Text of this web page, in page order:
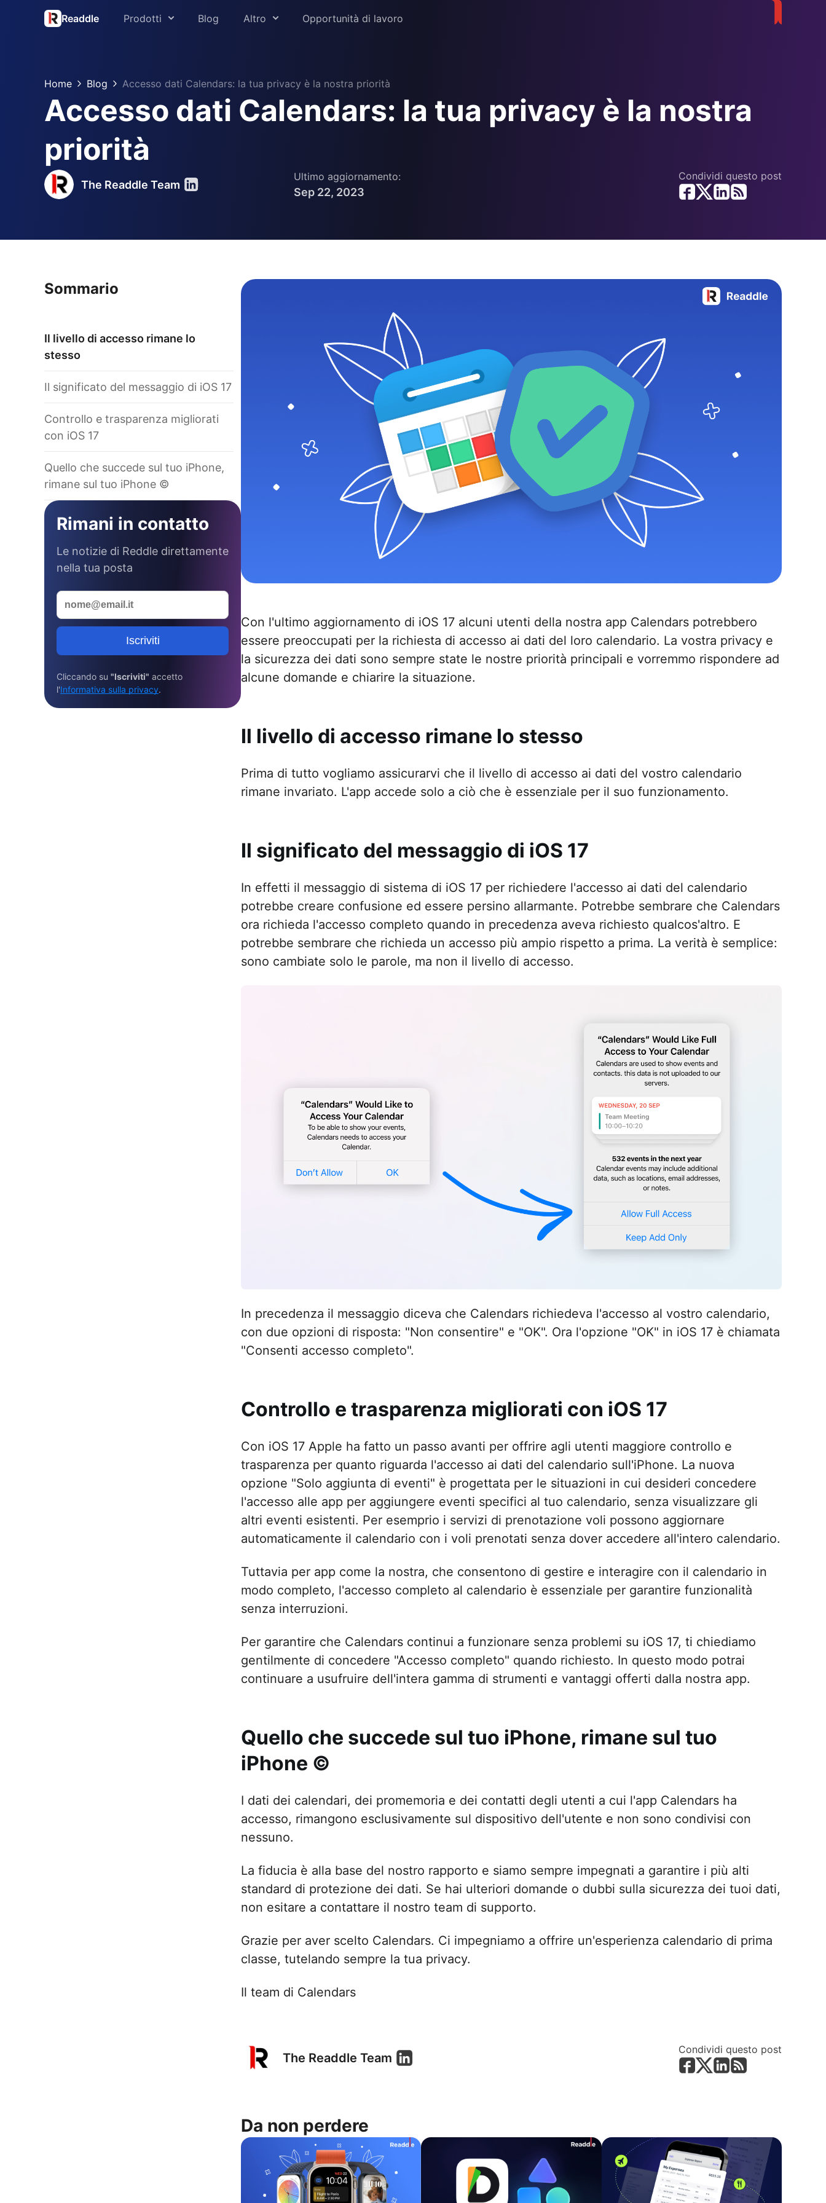
Readdle Prodotti
Spark
Scanner Pro
Calendars
Fluix
Blog Altro
Stampa
Supporto
Readdle per l’istruzione
Opportunità di lavoro
Home Blog Accesso dati Calendars: la tua privacy è la nostra priorità
Accesso dati Calendars: la tua privacy è la nostra
priorità
The Readdle Team
Ultimo aggiornamento:
Sep 22, 2023
Condividi questo post
Sommario
Il livello di accesso rimane lo
stesso
Il significato del messaggio di iOS 17
Controllo e trasparenza migliorati
con iOS 17
Quello che succede sul tuo iPhone,
rimane sul tuo iPhone ©
Rimani in contatto
Le notizie di Reddle direttamente
nella tua posta
Iscriviti
Cliccando su "Iscriviti" accetto
l'Informativa sulla privacy.
Con l'ultimo aggiornamento di iOS 17 alcuni utenti della nostra app Calendars potrebbero
essere preoccupati per la richiesta di accesso ai dati del loro calendario. La vostra privacy e
la sicurezza dei dati sono sempre state le nostre priorità principali e vorremmo rispondere ad
alcune domande e chiarire la situazione.
Il livello di accesso rimane lo stesso
Prima di tutto vogliamo assicurarvi che il livello di accesso ai dati del vostro calendario
rimane invariato. L'app accede solo a ciò che è essenziale per il suo funzionamento.
Il significato del messaggio di iOS 17
In effetti il messaggio di sistema di iOS 17 per richiedere l'accesso ai dati del calendario
potrebbe creare confusione ed essere persino allarmante. Potrebbe sembrare che Calendars
ora richieda l'accesso completo quando in precedenza aveva richiesto qualcos'altro. E
potrebbe sembrare che richieda un accesso più ampio rispetto a prima. La verità è semplice:
sono cambiate solo le parole, ma non il livello di accesso.
In precedenza il messaggio diceva che Calendars richiedeva l'accesso al vostro calendario,
con due opzioni di risposta: "Non consentire" e "OK". Ora l'opzione "OK" in iOS 17 è chiamata
"Consenti accesso completo".
Controllo e trasparenza migliorati con iOS 17
Con iOS 17 Apple ha fatto un passo avanti per offrire agli utenti maggiore controllo e
trasparenza per quanto riguarda l'accesso ai dati del calendario sull'iPhone. La nuova
opzione "Solo aggiunta di eventi" è progettata per le situazioni in cui desideri concedere
l'accesso alle app per aggiungere eventi specifici al tuo calendario, senza visualizzare gli
altri eventi esistenti. Per esemprio i servizi di prenotazione voli possono aggiornare
automaticamente il calendario con i voli prenotati senza dover accedere all'intero calendario.
Tuttavia per app come la nostra, che consentono di gestire e interagire con il calendario in
modo completo, l'accesso completo al calendario è essenziale per garantire funzionalità
senza interruzioni.
Per garantire che Calendars continui a funzionare senza problemi su iOS 17, ti chiediamo
gentilmente di concedere "Accesso completo" quando richiesto. In questo modo potrai
continuare a usufruire dell'intera gamma di strumenti e vantaggi offerti dalla nostra app.
Quello che succede sul tuo iPhone, rimane sul tuo
iPhone ©
I dati dei calendari, dei promemoria e dei contatti degli utenti a cui l'app Calendars ha
accesso, rimangono esclusivamente sul dispositivo dell'utente e non sono condivisi con
nessuno.
La fiducia è alla base del nostro rapporto e siamo sempre impegnati a garantire i più alti
standard di protezione dei dati. Se hai ulteriori domande o dubbi sulla sicurezza dei tuoi dati,
non esitare a contattare il nostro team di supporto.
Grazie per aver scelto Calendars. Ci impegniamo a offrire un'esperienza calendario di prima
classe, tutelando sempre la tua privacy.
Il team di Calendars
The Readdle Team
Condividi questo post
Da non perdere